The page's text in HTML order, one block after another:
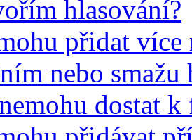
hlasování?
přidat
nebo smažu
dostat k